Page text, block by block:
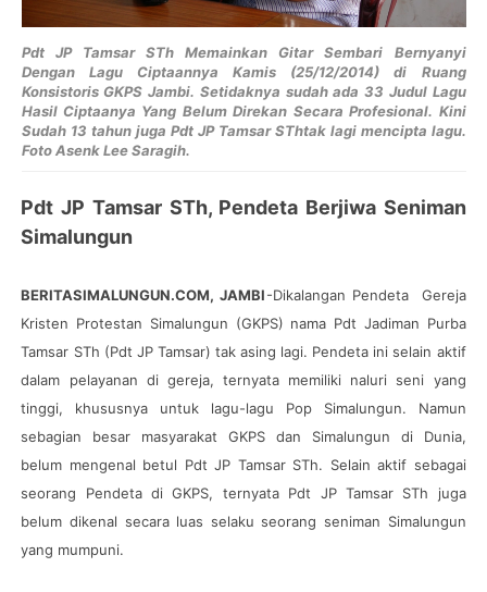
Pdt JP Tamsar STh Memainkan Gitar Sembari Bernyanyi
Dengan Lagu Ciptaannya Kamis (25/12/2014) di Ruang
Konsistoris GKPS Jambi. Setidaknya sudah ada 33 Judul Lagu
Hasil Ciptaanya Yang Belum Direkan Secara Profesional. Kini
Sudah 13 tahun juga Pdt JP Tamsar SThtak lagi mencipta lagu.
Foto Asenk Lee Saragih.
Pdt JP Tamsar STh, Pendeta Berjiwa Seniman
Simalungun
BERITASIMALUNGUN.COM, JAMBI-Dikalangan Pendeta Gereja
Kristen Protestan Simalungun (GKPS) nama Pdt Jadiman Purba
Tamsar STh (Pdt JP Tamsar) tak asing lagi. Pendeta ini selain aktif
dalam pelayanan di gereja, ternyata memiliki naluri seni yang
tinggi, khususnya untuk lagu-lagu Pop Simalungun. Namun
sebagian besar masyarakat GKPS dan Simalungun di Dunia,
belum mengenal betul Pdt JP Tamsar STh. Selain aktif sebagai
seorang Pendeta di GKPS, ternyata Pdt JP Tamsar STh juga
belum dikenal secara luas selaku seorang seniman Simalungun
yang mumpuni.